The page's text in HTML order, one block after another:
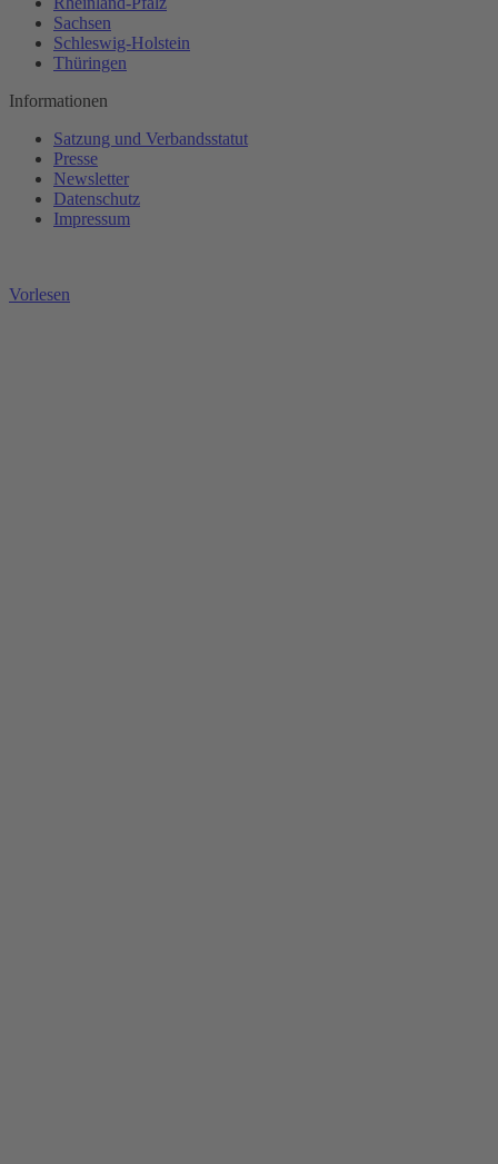
Sachsen
Schleswig-Holstein
Thüringen
Informationen
Satzung und Verbandsstatut
Presse
Newsletter
Datenschutz
Impressum
Vorlesen